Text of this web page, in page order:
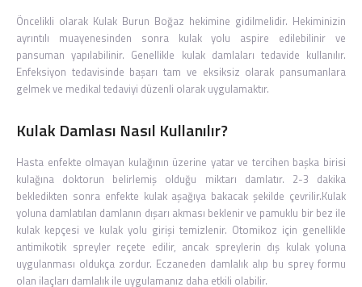
Öncelikli olarak Kulak Burun Boğaz hekimine gidilmelidir. Hekiminizin
ayrıntılı muayenesinden sonra kulak yolu aspire edilebilinir ve
pansuman yapılabilinir. Genellikle kulak damlaları tedavide kullanılır.
Enfeksiyon tedavisinde başarı tam ve eksiksiz olarak pansumanlara
gelmek ve medikal tedaviyi düzenli olarak uygulamaktır.
Kulak Damlası Nasıl Kullanılır?
Hasta enfekte olmayan kulağının üzerine yatar ve tercihen başka birisi
kulağına doktorun belirlemiş olduğu miktarı damlatır. 2-3 dakika
bekledikten sonra enfekte kulak aşağıya bakacak şekilde çevrilir.Kulak
yoluna damlatılan damlanın dışarı akması beklenir ve pamuklu bir bez ile
kulak kepçesi ve kulak yolu girişi temizlenir. Otomikoz için genellikle
antimikotik spreyler reçete edilir, ancak spreylerin dış kulak yoluna
uygulanması oldukça zordur. Eczaneden damlalık alıp bu sprey formu
olan ilaçları damlalık ile uygulamanız daha etkili olabilir.